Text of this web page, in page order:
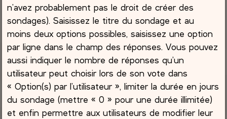
n’avez probablement pas le droit de créer des
sondages). Saisissez le titre du sondage et au
moins deux options possibles, saisissez une option
par ligne dans le champ des réponses. Vous pouvez
aussi indiquer le nombre de réponses qu’un
utilisateur peut choisir lors de son vote dans
« Option(s) par l’utilisateur », limiter la durée en jours
du sondage (mettre « 0 » pour une durée illimitée)
et enfin permettre aux utilisateurs de modifier leur